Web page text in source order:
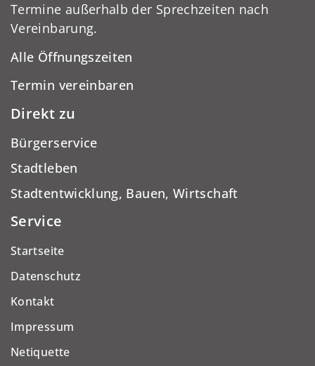
Termine außerhalb der Sprechzeiten nach
Vereinbarung.
Alle Öffnungszeiten
Termin vereinbaren
Direkt zu
Bürgerservice
Stadtleben
Stadtentwicklung, Bauen, Wirtschaft
Service
Startseite
Datenschutz
Kontakt
Impressum
Netiquette